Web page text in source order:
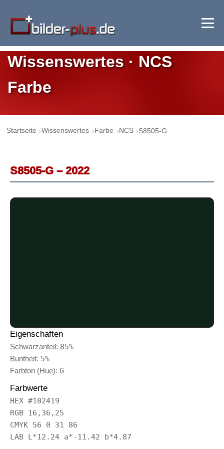
Wissenswertes · NCS
Farbe
Startseite Wissenswertes Farbe NCS S8505-G
S8505-G – 2022
Eigenschaften
Schwarzanteil: 85%
Buntheit: 5%
Farbton (Hue): G
Farbwerte
HEX #102419
RGB 16,36,25
CMYK 56 0 31 86
LAB L*12.24 a*-11.42 b*4.87